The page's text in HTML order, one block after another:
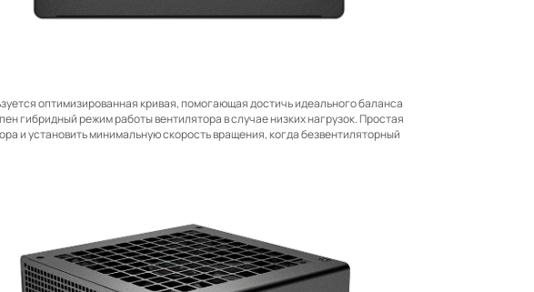
оптимизированная кривая, помогающая достичь идеального баланса
гибридный режим работы вентилятора в случае низких нагрузок. Простая
и установить минимальную скорость вращения, когда безвентиляторный